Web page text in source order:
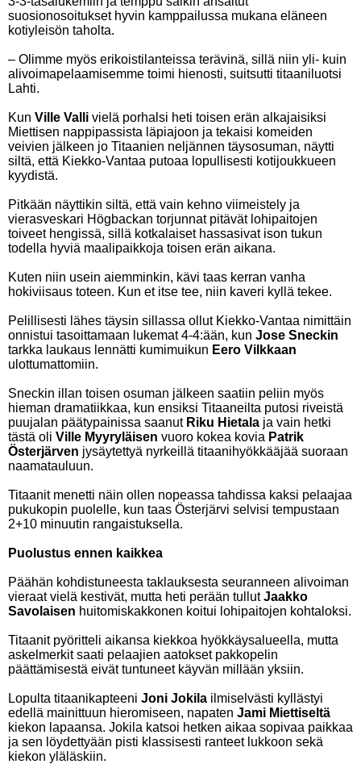
suosionosoitukset hyvin kamppailussa mukana eläneen
kotiyleisön taholta.
– Olimme myös erikoistilanteissa terävinä, sillä niin yli- kuin
alivoimapelaamisemme toimi hienosti, suitsutti titaaniluotsi
Lahti.
Kun Ville Valli vielä porhalsi heti toisen erän alkajaisiksi
Miettisen nappipassista läpiajoon ja tekaisi komeiden
veivien jälkeen jo Titaanien neljännen täysosuman, näytti
siltä, että Kiekko-Vantaa putoaa lopullisesti kotijoukkueen
kyydistä.
Pitkään näyttikin siltä, että vain kehno viimeistely ja
vierasveskari Högbackan torjunnat pitävät lohipaitojen
toiveet hengissä, sillä kotkalaiset hassasivat ison tukun
todella hyviä maalipaikkoja toisen erän aikana.
Kuten niin usein aiemminkin, kävi taas kerran vanha
hokiviisaus toteen. Kun et itse tee, niin kaveri kyllä tekee.
Pelillisesti lähes täysin sillassa ollut Kiekko-Vantaa nimittäin
onnistui tasoittamaan lukemat 4-4:ään, kun Jose Sneckin
tarkka laukaus lennätti kumimuikun Eero Vilkkaan
ulottumattomiin.
Sneckin illan toisen osuman jälkeen saatiin peliin myös
hieman dramatiikkaa, kun ensiksi Titaaneilta putosi riveistä
puujalan päätypainissa saanut Riku Hietala ja vain hetki
tästä oli Ville Myyryläisen vuoro kokea kovia Patrik
Österjärven jysäytettyä nyrkeillä titaanihyökkääjää suoraan
naamatauluun.
Titaanit menetti näin ollen nopeassa tahdissa kaksi pelaajaa
pukukopin puolelle, kun taas Österjärvi selvisi tempustaan
2+10 minuutin rangaistuksella.
Puolustus ennen kaikkea
Päähän kohdistuneesta taklauksesta seuranneen alivoiman
vieraat vielä kestivät, mutta heti perään tullutJaakko
Savolaisen huitomiskakkonen koitui lohipaitojen kohtaloksi.
Titaanit pyöritteli aikansa kiekkoa hyökkäysalueella, mutta
askelmerkit saati pelaajien aatokset pakkopelin
päättämisestä eivät tuntuneet käyvän millään yksiin.
Lopulta titaanikapteeni Joni Jokila ilmiselvästi kyllästyi
edellä mainittuun hieromiseen, napaten Jami Miettiseltä
kiekon lapaansa. Jokila katsoi hetken aikaa sopivaa paikkaa
ja sen löydettyään pisti klassisesti ranteet lukkoon sekä
kiekon yläläskiin.